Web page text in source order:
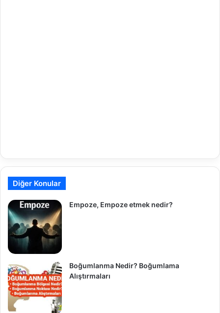
Diğer Konular
Empoze, Empoze etmek nedir?
Boğumlanma Nedir? Boğumlama
Alıştırmaları